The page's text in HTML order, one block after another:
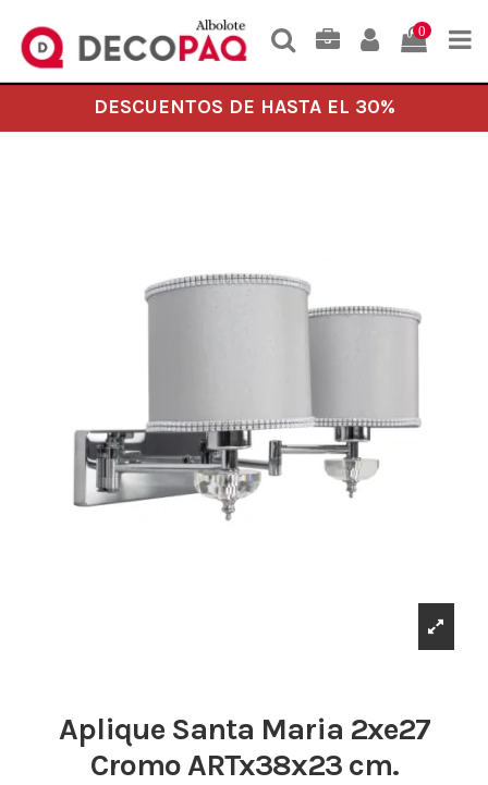
0
DESCUENTOS DE HASTA EL 30%
Aplique Santa Maria 2xe27
Cromo ARTx38x23 cm.